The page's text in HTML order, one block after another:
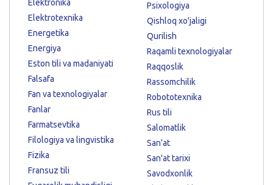
Elektronika
Elektrotexnika
Energetika
Energiya
Eston tili va madaniyati
Falsafa
Fan va texnologiyalar
Fanlar
Farmatsevtika
Filologiya va lingvistika
Fizika
Fransuz tili
Psixologiya
Qishloq xo'jaligi
Qurilish
Raqamli texnologiyalar
Raqqoslik
Rassomchilik
Robototexnika
Rus tili
Salomatlik
San'at
San'at tarixi
Savodxonlik